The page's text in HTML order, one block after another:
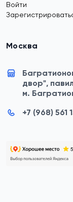
Войти
Москва
двор",
м.
+7 (968) 561